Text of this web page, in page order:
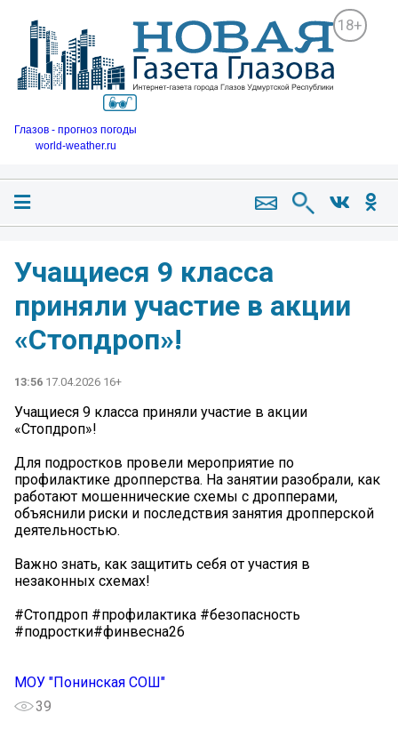
18+
Глазов - прогноз погоды
world-weather.ru
Учащиеся 9 класса
приняли участие в акции
«Стопдроп»!
13:56 17.04.2026 16+
Учащиеся 9 класса приняли участие в акции
«Стопдроп»!
Для подростков провели мероприятие по
профилактике дропперства. На занятии разобрали, как
работают мошеннические схемы с дропперами,
объяснили риски и последствия занятия дропперской
деятельностью. ️
Важно знать, как защитить себя от участия в
незаконных схемах! ️
#Стопдроп #профилактика #безопасность
#подростки#финвесна26
МОУ "Понинская СОШ"
39